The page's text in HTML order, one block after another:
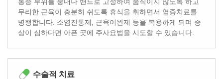
무리한 근육이 충분히 쉬도록 휴식을 취하면서 염증치료를
병행합니다. 소염진통제, 근육이완제 등을 복용하게 되며 증
상이 심하다면 아픈 곳에 주사요법을 시도할 수 있습니다.
수술적 치료